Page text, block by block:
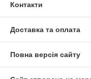
Контакти
Доставка та оплата
Повна версія сайту